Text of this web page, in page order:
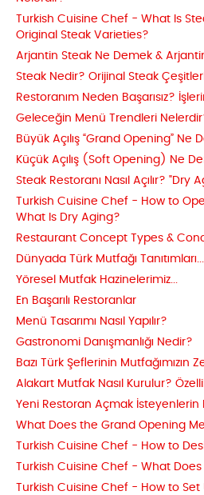
Turkish Cuisine Chef - What Is
Original Steak Varieties?
Arjantin Steak Ne Demek &
Steak Nedir? Orijinal Steak
Restoranım Neden Başarısız?
Geleceğin Menü Trendleri
Büyük Açılış “Grand Opening” Ne
Küçük Açılış (Soft Opening) Ne
Steak Restoranı Nasıl Açılır? "Dry
Turkish Cuisine Chef - How to
What Is Dry Aging?
Restaurant Concept Types &
Dünyada Türk Mutfağı Tanıtımları...
Yöresel Mutfak Hazinelerimiz...
En Başarılı Restoranlar
Menü Tasarımı Nasıl Yapılır?
Gastronomi Danışmanlığı Nedir?
Bazı Türk Şeflerinin Mutfağımızın
Alakart Mutfak Nasıl Kurulur?
Yeni Restoran Açmak İsteyenlerin
What Does the Grand Opening
Turkish Cuisine Chef - How to
Turkish Cuisine Chef - What
Turkish Cuisine Chef - How to Set